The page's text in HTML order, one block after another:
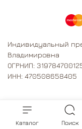
Индивидуальный
Владимировна
ОГРНИП:
ИНН: 470508658405
Каталог Поиск